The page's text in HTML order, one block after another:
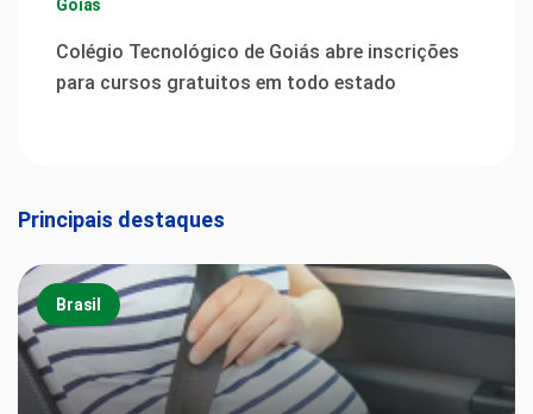
Goiás
Colégio Tecnológico de Goiás abre inscrições
para cursos gratuitos em todo estado
Principais destaques
Brasil